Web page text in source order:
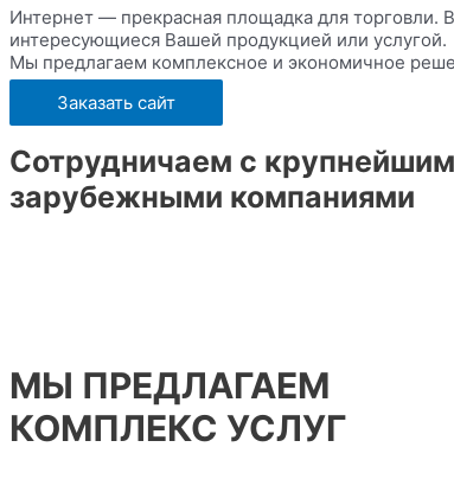
Интернет — прекрасная площадка для
интересующиеся Вашей продукцией или услугой.
Мы предлагаем комплексное и экономичное
Заказать сайт
Сотрудничаем с
зарубежными компаниями
МЫ ПРЕДЛАГАЕМ
КОМПЛЕКС УСЛУГ